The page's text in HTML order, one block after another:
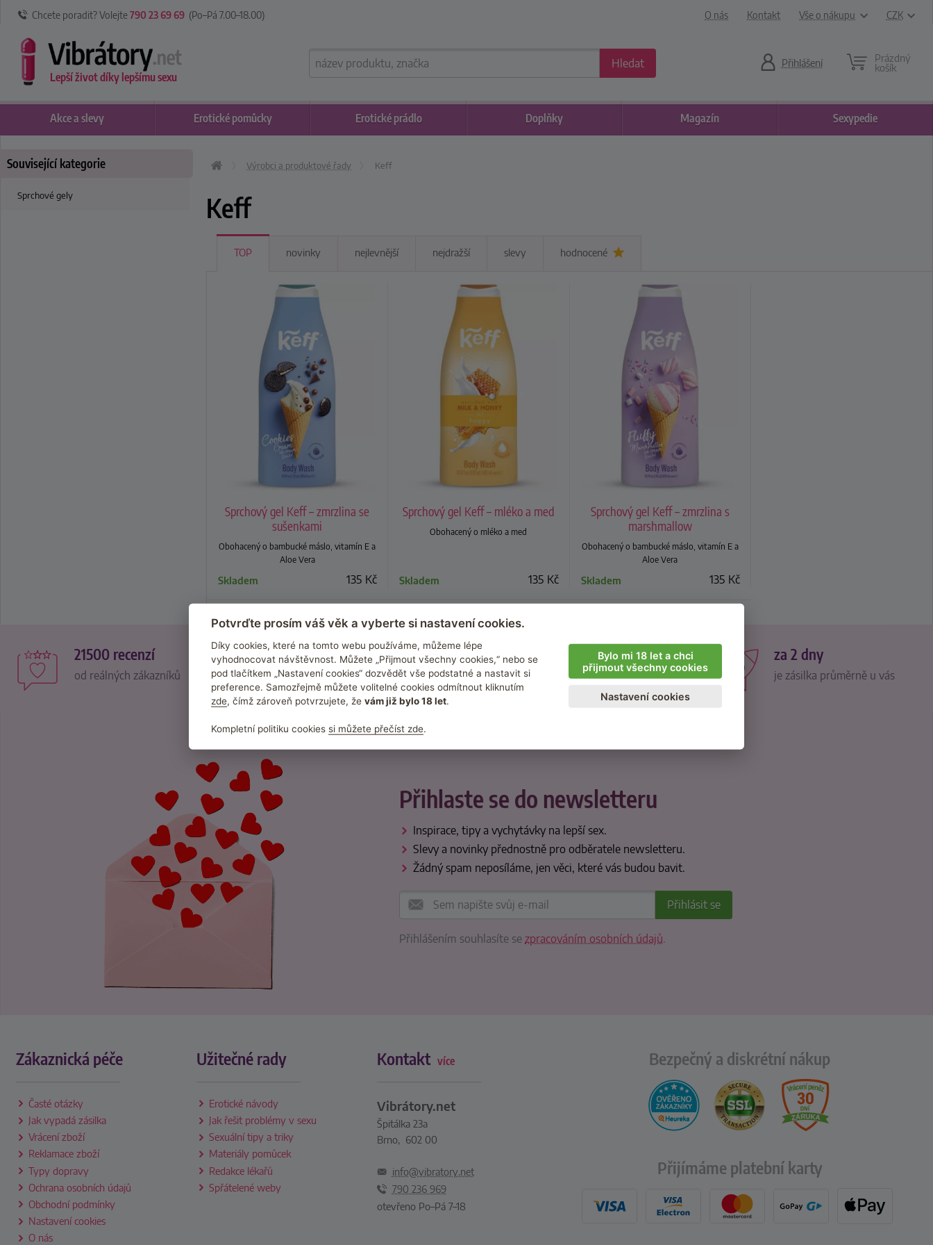
Chcete poradit? Volejte790 23 69 69 (Po–Pá 7.00–18.00) O nás Kontakt Vše o nákupu CZK
Lepší život díky lepšímu sexu
Hledat Přihlášení Prázdný
košík
Výrobci a produktové řady Keff
Keff
TOP novinky nejlevnější nejdražší slevy hodnocené
Sprchový gel Keff – zmrzlina se
sušenkami
Obohacený o bambucké máslo, vitamín E a
Aloe Vera
135 Kč
Skladem
Sprchový gel Keff – mléko a med
Obohacený o mléko a med
135 Kč
Skladem
Sprchový gel Keff – zmrzlina s
marshmallow
Obohacený o bambucké máslo, vitamín E a
Aloe Vera
135 Kč
Skladem
Související kategorie
Sprchové gely
21500 recenzí
od reálných zákazníků
370 návodů
inspirace na nové praktiky
95 % zákazníků
nás dále doporučuje
za 2 dny
je zásilka průměrně u vás
Přihlaste se do newsletteru
Inspirace, tipy a vychytávky na lepší sex.
Slevy a novinky přednostně pro odběratele newsletteru.
Žádný spam neposíláme, jen věci, které vás budou bavit.
Přihlášením souhlasíte sezpracováním osobních údajů.
Zákaznická péče
Časté otázky
Jak vypadá zásilka
Vrácení zboží
Reklamace zboží
Typy dopravy
Ochrana osobních údajů
Obchodní podmínky
Nastavení cookies
O nás
Užitečné rady
Erotické návody
Jak řešit problémy v sexu
Sexuální tipy a triky
Materiály pomůcek
Redakce lékařů
Spřátelené weby
Kontakt více
Vibrátory.net
Špitálka 23a
Brno, 602 00
info@vibratory.net
790 236 969
otevřeno Po–Pá 7–18
Bezpečný a diskrétní nákup
Přijímáme platební karty
Akcea slevy Doplňky
Erotické pomůcky Erotické prádlo Magazín Sexypedie
Potvrďte prosím váš věk a vyberte si nastavení cookies.
Díky cookies, které na tomto webu používáme, můžeme lépe
vyhodnocovat návštěvnost. Můžete „Přijmout všechny cookies,“ nebo se
pod tlačítkem „Nastavení cookies“ dozvědět vše podstatné a nastavit si
preference. Samozřejmě můžete volitelné cookies odmítnout kliknutím
zde, čímž zároveň potvrzujete, že vám již bylo 18 let.
Kompletní politiku cookies si můžete přečíst zde.
Bylo mi 18 let a chci
přijmout všechny cookies
Nastavení cookies